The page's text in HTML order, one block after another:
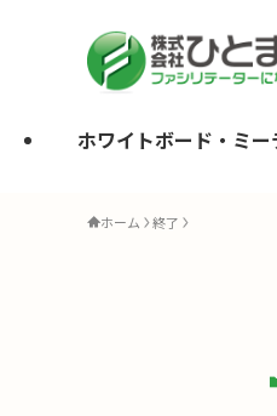
ホワイトボード・ミ
ホーム 終了